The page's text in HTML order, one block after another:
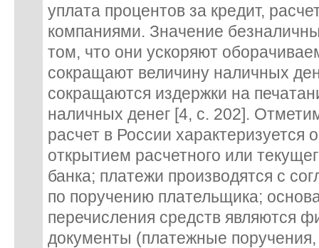
уплата процентов за кредит,
компаниями. Значение
том, что они ускоряют
сокращают величину наличных
сокращаются издержки на
наличных денег [4, с. 202].
расчет в России характеризуется
открытием расчетного или
банка; платежи производятся с
по поручению плательщика;
перечисления средств являются
документы (платежные